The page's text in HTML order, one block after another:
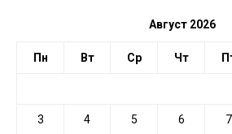
Август 2026
Пн Вт Ср Чт
3 4 5 6 7